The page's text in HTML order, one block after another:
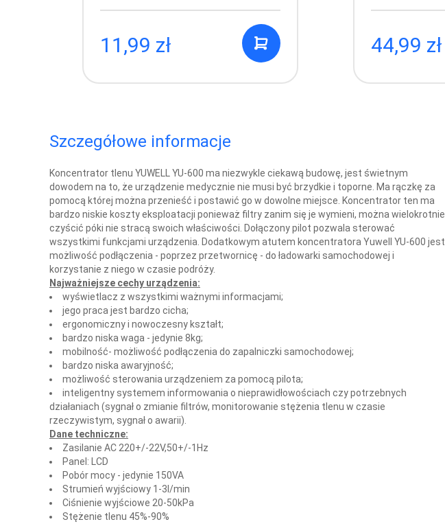
11,99 zł 44,99 zł
Szczegółowe informacje
Koncentrator tlenu YUWELL YU-600 ma niezwykle ciekawą budowę, jest świetnym
dowodem na to, że urządzenie medycznie nie musi być brzydkie i toporne. Ma rączkę za
pomocą której można przenieść i postawić go w dowolne miejsce. Koncentrator ten ma
bardzo niskie koszty eksploatacji ponieważ filtry zanim się je wymieni, można wielokrotnie
czyścić póki nie stracą swoich właściwości. Dołączony pilot pozwala sterować
wszystkimi funkcjami urządzenia. Dodatkowym atutem koncentratora Yuwell YU-600 jest
możliwość podłączenia - poprzez przetwornicę - do ładowarki samochodowej i
korzystanie z niego w czasie podróży.
Najważniejsze cechy urządzenia:
wyświetlacz z wszystkimi ważnymi informacjami;
jego praca jest bardzo cicha;
ergonomiczny i nowoczesny kształt;
bardzo niska waga - jedynie 8kg;
mobilność- możliwość podłączenia do zapalniczki samochodowej;
bardzo niska awaryjność;
możliwość sterowania urządzeniem za pomocą pilota;
inteligentny systemem informowania o nieprawidłowościach czy potrzebnych
działaniach (sygnał o zmianie filtrów, monitorowanie stężenia tlenu w czasie
rzeczywistym, sygnał o awarii).
Dane techniczne:
Zasilanie AC 220+/-22V,50+/-1Hz
Panel: LCD
Pobór mocy - jedynie 150VA
Strumień wyjściowy 1-3l/min
Ciśnienie wyjściowe 20-50kPa
Stężenie tlenu 45%-90%